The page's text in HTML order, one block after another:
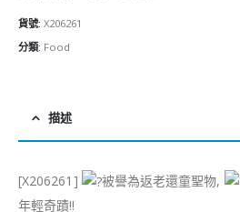
貨號: X206261
分類: Food
描述
[X206261] 被譽為返老還童聖物,
年輕奇蹟!!